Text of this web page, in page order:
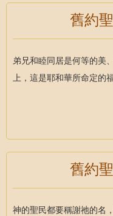
舊約
弟兄和睦同居是何等的美
上，這是耶和華所命定的福
舊約
神的聖民都要稱謝祂的名